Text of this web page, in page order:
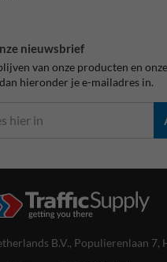
nieuwsbrief
van onze producten en onze
hieronder je e-mailadres in.
B.V., Populierenlaan 7,